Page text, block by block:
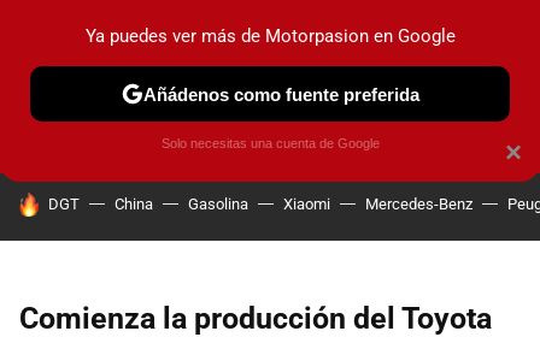
PRUEBAS COCHES ELÉCTRICOS OBSERVATORIO
HOY SE HABLA DE
DGT China Gasolina Xiaomi Mercedes-Benz
Comienza la producción del Toyota
×
Ya puedes ver más de Motorpasion en Google
Añádenos como fuente preferida
Solo necesitas una cuenta de Google